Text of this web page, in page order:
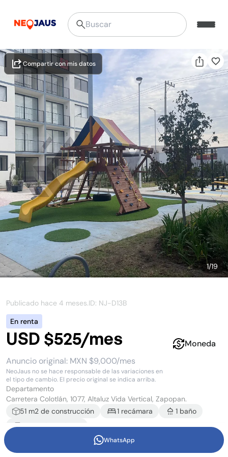
1/19
Compartir con mis datos
Publicado hace 4 meses.ID: NJ-D13B
En renta
USD $525/mes
Anuncio original: MXN $9,000/mes
NeoJaus no se hace responsable de las variaciones en
el tipo de cambio. El precio original se indica arriba.
Moneda
Departamento
Carretera Colotlán, 1077, Altaluz Vida Vertical, Zapopan.
51 m2 de construcción 1 recámara 1 baño
1estacionamiento
WhatsApp